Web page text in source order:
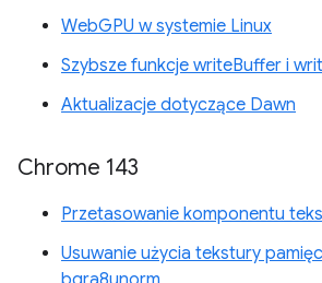
WebGPU w systemie Linux
Szybsze funkcje writeBuffer i
Aktualizacje dotyczące Dawn
Chrome 143
Przetasowanie komponentu
Usuwanie użycia tekstury